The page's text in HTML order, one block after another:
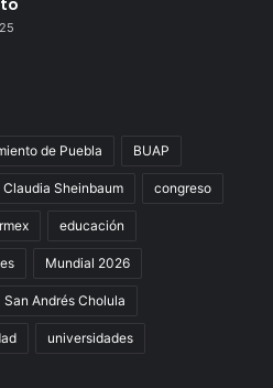
de Puebla BUAP
Claudia Sheinbaum congreso
educación
Mundial 2026
San Andrés Cholula
universidades